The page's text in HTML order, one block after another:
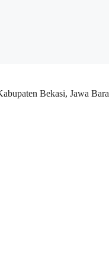
Bekasi, Jawa